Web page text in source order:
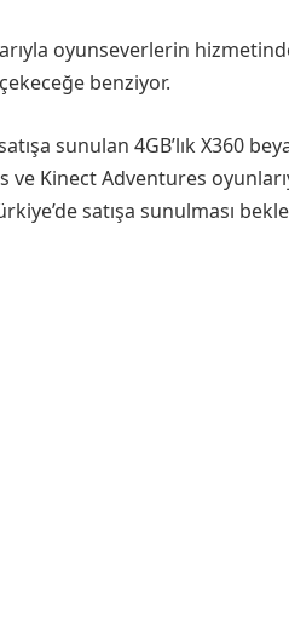
oyunseverlerin
benziyor.
sunulan 4GB’lık X360
ve Kinect Adventures
satışa sunulması